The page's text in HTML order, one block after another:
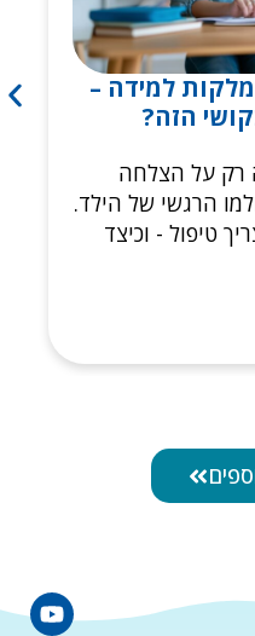
מלקות למידה –
הזה?
רק על הצלחה
הרגשי של הילד.
טיפול - וכיצד
f
in